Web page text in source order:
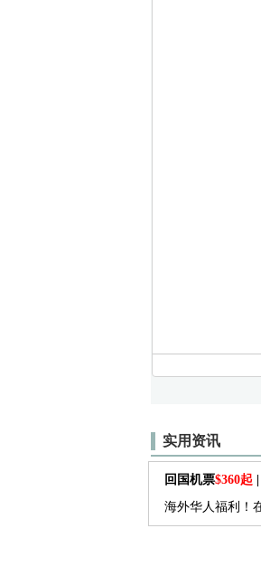
实用资讯
回国机票$360起
海外华人福利！